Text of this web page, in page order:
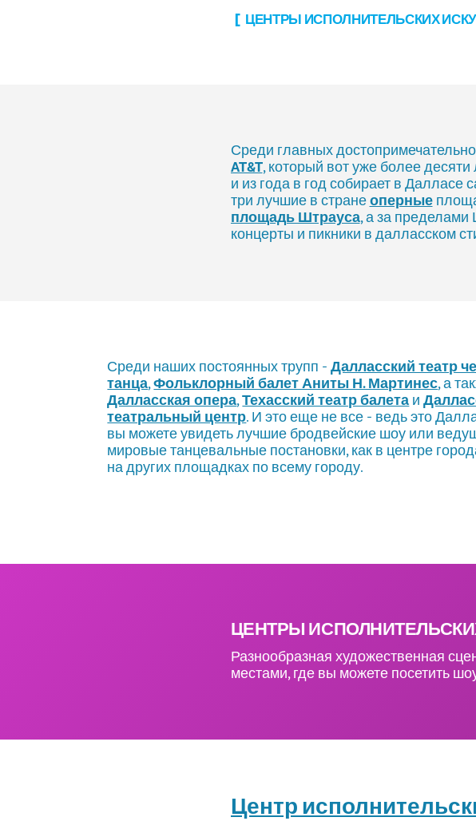
ЦЕНТРЫ ИСПОЛНИТЕЛЬСКИХ
Среди главных
AT&T, который вот уже более
и из года в год собирает в
три лучшие в странеоперные
площадь Штрауса, а за пределами
концерты и пикники в далласском
Среди наших постоянных трупп -Далласский театр
танца,Фольклорный балет Аниты Н. Мартинес, а
Далласская опера,Техасский театр балета и
театральный центр. И это еще не все - ведь это
вы можете увидеть лучшие бродвейские шоу или
мировые танцевальные постановки, как в центре
на других площадках по всему городу.
ЦЕНТРЫ
Разнообразная художественная
местами, где вы можете посетить
Центр